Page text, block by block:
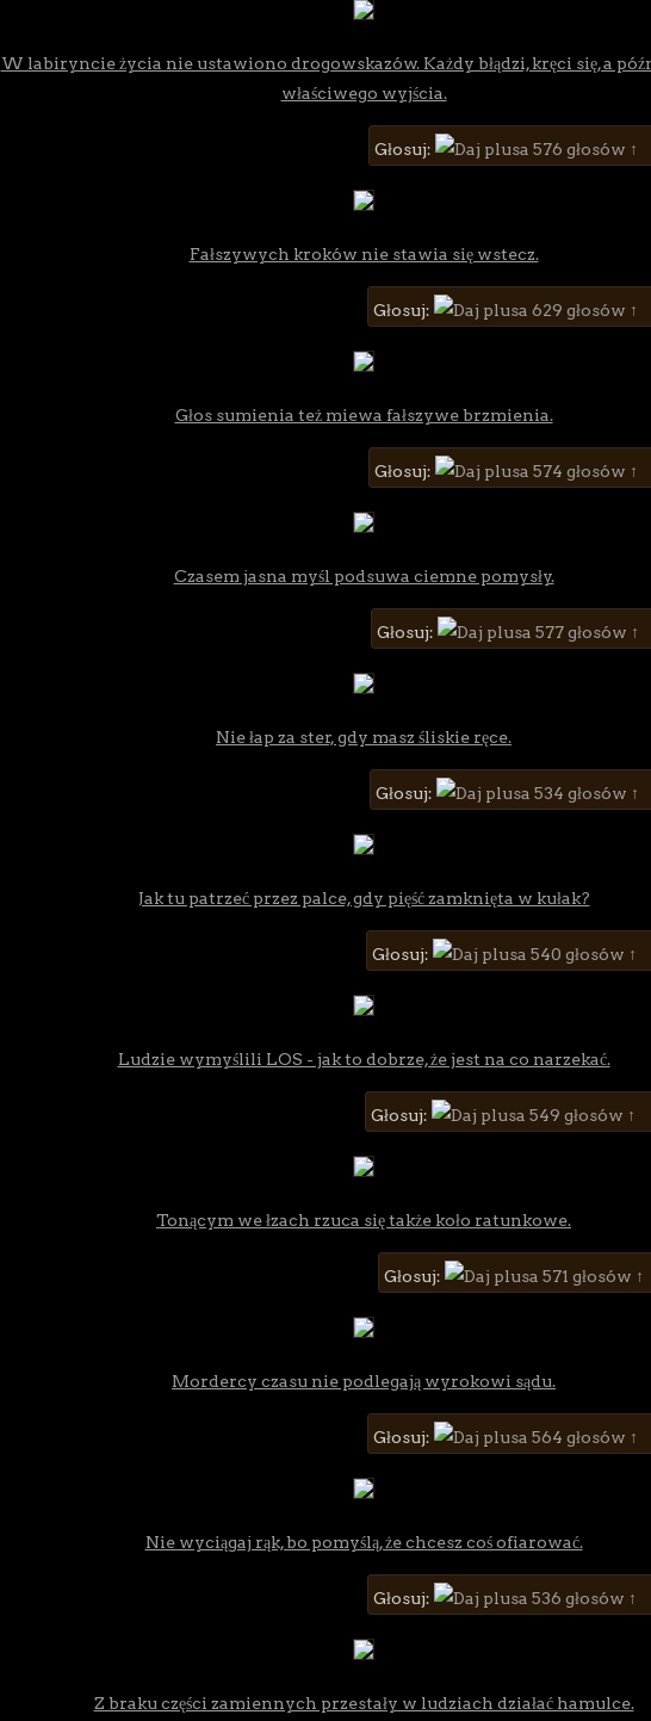
W labiryncie życia nie ustawiono drogowskazów. Każdy błądzi, kręci się, a
właściwego wyjścia.
Głosuj: 576 głosów ↑
Fałszywych kroków nie stawia się wstecz.
Głosuj: 629 głosów ↑
Głos sumienia też miewa fałszywe brzmienia.
Głosuj: 574 głosów ↑
Czasem jasna myśl podsuwa ciemne pomysły.
Głosuj: 577 głosów ↑
Nie łap za ster, gdy masz śliskie ręce.
Głosuj: 534 głosów ↑
Jak tu patrzeć przez palce, gdy pięść zamknięta w kułak?
Głosuj: 540 głosów ↑
Ludzie wymyślili LOS - jak to dobrze, że jest na co narzekać.
Głosuj: 549 głosów ↑
Tonącym we łzach rzuca się także koło ratunkowe.
Głosuj: 571 głosów ↑
Mordercy czasu nie podlegają wyrokowi sądu.
Głosuj: 564 głosów ↑
Nie wyciągaj rąk, bo pomyślą, że chcesz coś ofiarować.
Głosuj: 536 głosów ↑
Z braku części zamiennych przestały w ludziach działać hamulce.